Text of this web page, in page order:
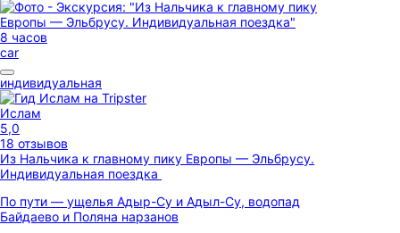
8 часов
car
индивидуальная
Ислам
5,0
18 отзывов
Из Нальчика к главному пику Европы — Эльбрусу.
Индивидуальная поездка
По пути — ущелья Адыр-Су и Адыл-Су, водопад
Байдаево и Поляна нарзанов